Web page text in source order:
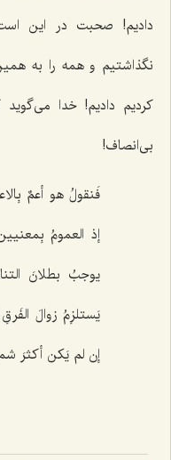
دادیم! صحبت در این
نگذاشتیم و همه را به
کردیم دادیم! خدا
بی‌انصاف!
فَنقولُ هو أعمٌ
إذ العمومُ
یوجبُ بطلانَ
یَستلزِمُ زوالَ
إن لم یَکن أکثرَ